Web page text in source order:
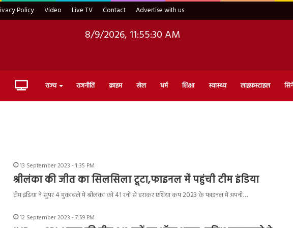
Policy Video Live TV Contact Advertise with us
8/9/2026, 11:55:31 AM
Live राज्य राजनीति क्राइम खेल धर्म शिक्षा स्वास्थ्य लाइफ़स्टाइल
13 September 2023 - 1:35 PM
श्रीलंका की जीत का सिलसिला टूटा,फाइनल में पहुंची टीम इंडिया
टीम इंडिया ने सुपर 4 मुकाबले में श्रीलंका को 41 रनों से हराकर एशिया कप 2023 के फाइनल में अपनी…
12 September 2023 - 7:59 PM